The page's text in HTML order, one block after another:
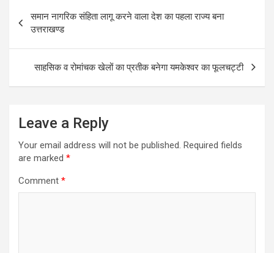
navigation
समान नागरिक संहिता लागू करने वाला देश का पहला राज्य बना
उत्तराखण्ड
साहसिक व रोमांचक खेलों का प्रतीक बनेगा यमकेश्वर का फूलचट्टी
Leave a Reply
Your email address will not be published. Required fields
are marked *
Comment *